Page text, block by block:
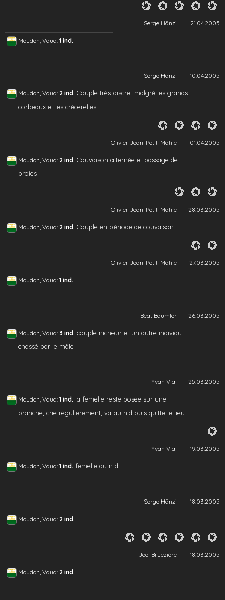
Serge Hänzi 21.04.2005
Moudon, Vaud: 1 ind.
Serge Hänzi 10.04.2005
Moudon, Vaud: 2 ind. Couple très discret malgré les grands
corbeaux et les crécerelles
Olivier Jean-Petit-Matile 01.04.2005
Moudon, Vaud: 2 ind. Couvaison alternée et passage de
proies
Olivier Jean-Petit-Matile 28.03.2005
Moudon, Vaud: 2 ind. Couple en période de couvaison
Olivier Jean-Petit-Matile 27.03.2005
Moudon, Vaud: 1 ind.
Beat Bäumler 26.03.2005
Moudon, Vaud: 3 ind. couple nicheur et un autre individu
chassé par le mâle
Yvan Vial 25.03.2005
Moudon, Vaud: 1 ind. la femelle reste posée sur une
branche, crie régulièrement, va au nid puis quitte le lieu
Yvan Vial 19.03.2005
Moudon, Vaud: 1 ind. femelle au nid
Serge Hänzi 18.03.2005
Moudon, Vaud: 2 ind.
Joël Bruezière 18.03.2005
Moudon, Vaud: 2 ind.